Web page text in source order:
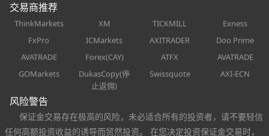
交易商推荐
ThinkMarkets XM TICKMILL
Exness
FxPro
ICMarkets AXITRADER
Doo Prime
AVATRADE
Forex(CAY) ATFX
AVATRADE
GOMarkets
DukasCopy(停
止返佣)
Swissquote AXI-ECN
风险警告
保证金交易存在极高的风险，未必适合所有的投资者，请不要轻信
任何高额投资收益的诱导而贸然投资。 在您决定投资保证金交易时，